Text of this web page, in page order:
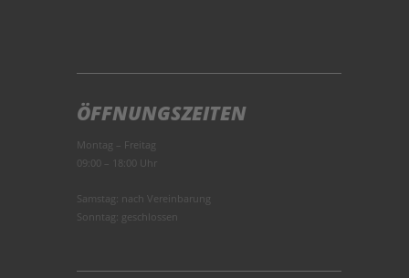
ÖFFNUNGSZEITEN
Montag – Freitag
09:00 – 18:00 Uhr
Samstag: nach Vereinbarung
Sonntag: geschlossen